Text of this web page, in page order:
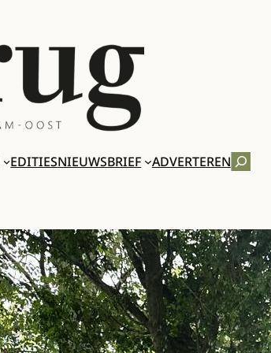
EDITIESNIEUWSBRIEF ADVERTERENZOEKEN